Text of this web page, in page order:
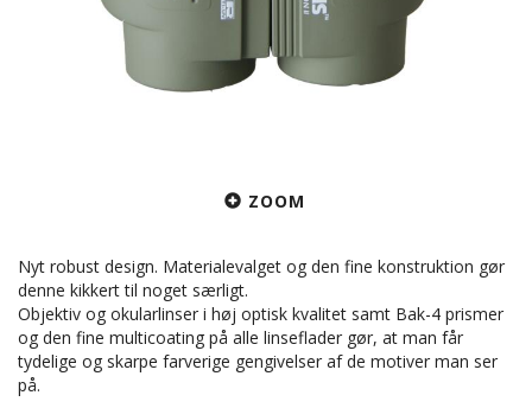
ZOOM
Nyt robust design. Materialevalget og den fine konstruktion gør
denne kikkert til noget særligt.
Objektiv og okularlinser i høj optisk kvalitet samt Bak-4 prismer
og den fine multicoating på alle linseflader gør, at man får
tydelige og skarpe farverige gengivelser af de motiver man ser
på.